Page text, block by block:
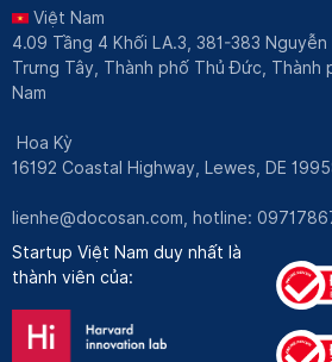
Việt Nam
4.09 Tầng 4 Khối LA.3, 381-383
Trưng Tây, Thành phố Thủ Đức, Thành
Nam
Hoa Kỳ
16192 Coastal Highway, Lewes, DE
lienhe@docosan.com , hotline:
Startup Việt Nam duy nhất là
thành viên của: